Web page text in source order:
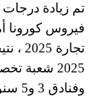
تم زيادة
فيروس كورونا